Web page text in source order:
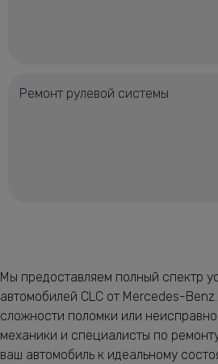
Ремонт рулевой системы
Мы предоставляем полный спектр
автомобилей CLC от Mercedes-
сложности поломки или
механики и специалисты по
ваш автомобиль к идеальному